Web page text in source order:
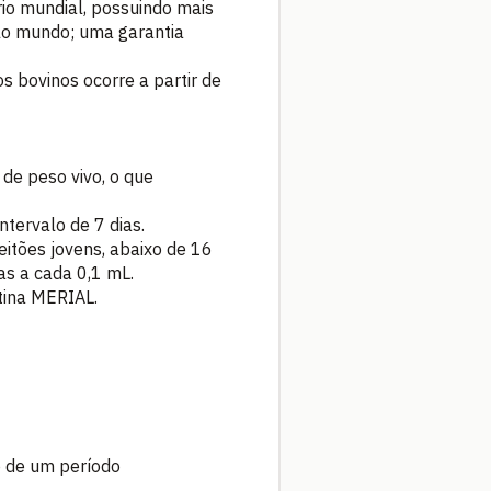
mundial, possuindo mais
mundo; uma garantia
bovinos ocorre a partir de
peso vivo, o que
de 7 dias.
jovens, abaixo de 16
a cada 0,1 mL.
MERIAL.
um período